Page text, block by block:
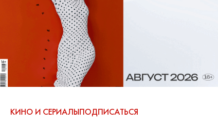
КИНО И СЕРИАЛЫПОДПИСАТЬСЯ